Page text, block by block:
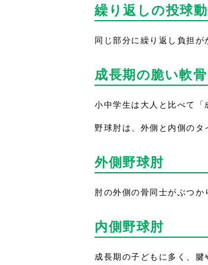
繰り返しの投球
同じ部分に繰り返し負担が
成長期の脆い軟骨
小中学生は大人と比べて「
野球肘は、外側と内側のタ
外側野球肘
肘の外側の骨同士がぶつか
内側野球肘
成長期の子どもに多く、腱